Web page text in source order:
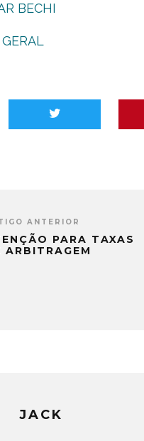
BECHI
ANTERIOR
PARA TAXAS
ARBITRAGEM
JACK